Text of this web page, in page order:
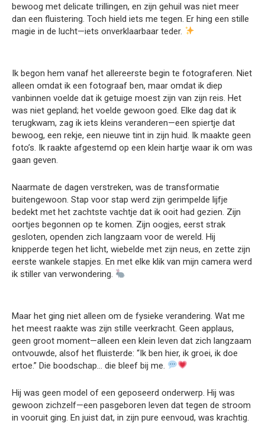
bewoog met delicate trillingen, en zijn gehuil was niet meer
dan een fluistering. Toch hield iets me tegen. Er hing een stille
magie in de lucht—iets onverklaarbaar teder.
Ik begon hem vanaf het allereerste begin te fotograferen. Niet
alleen omdat ik een fotograaf ben, maar omdat ik diep
vanbinnen voelde dat ik getuige moest zijn van zijn reis. Het
was niet gepland; het voelde gewoon goed. Elke dag dat ik
terugkwam, zag ik iets kleins veranderen—een spiertje dat
bewoog, een rekje, een nieuwe tint in zijn huid. Ik maakte geen
foto’s. Ik raakte afgestemd op een klein hartje waar ik om was
gaan geven.
Naarmate de dagen verstreken, was de transformatie
buitengewoon. Stap voor stap werd zijn gerimpelde lijfje
bedekt met het zachtste vachtje dat ik ooit had gezien. Zijn
oortjes begonnen op te komen. Zijn oogjes, eerst strak
gesloten, openden zich langzaam voor de wereld. Hij
knipperde tegen het licht, wiebelde met zijn neus, en zette zijn
eerste wankele stapjes. En met elke klik van mijn camera werd
ik stiller van verwondering.
Maar het ging niet alleen om de fysieke verandering. Wat me
het meest raakte was zijn stille veerkracht. Geen applaus,
geen groot moment—alleen een klein leven dat zich langzaam
ontvouwde, alsof het fluisterde: “Ik ben hier, ik groei, ik doe
ertoe.” Die boodschap… die bleef bij me.
Hij was geen model of een geposeerd onderwerp. Hij was
gewoon zichzelf—een pasgeboren leven dat tegen de stroom
in vooruit ging. En juist dat, in zijn pure eenvoud, was krachtig.